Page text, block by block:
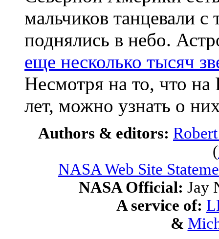
мальчиков танцевали
поднялись в небо.
еще несколько тысяч
Несмотря на то, что
лет, можно узнать о
Authors & editors:
(
NASA Web Site
NASA Official: Jay
A service of:
&